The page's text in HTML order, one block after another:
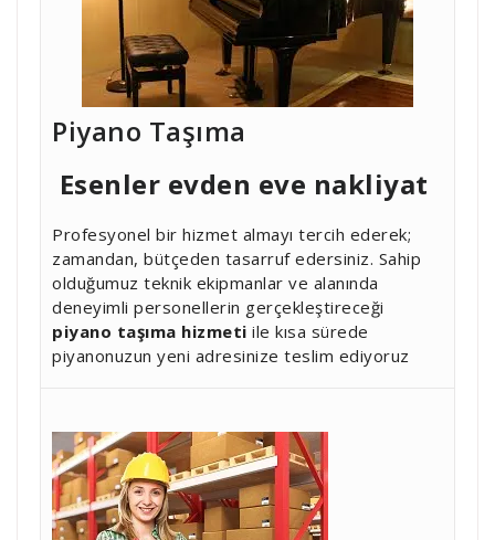
Piyano Taşıma
Esenler evden eve nakliyat
Profesyonel bir hizmet almayı tercih ederek;
zamandan, bütçeden tasarruf edersiniz. Sahip
olduğumuz teknik ekipmanlar ve alanında
deneyimli personellerin gerçekleştireceği
piyano taşıma hizmeti ile kısa sürede
piyanonuzun yeni adresinize teslim ediyoruz